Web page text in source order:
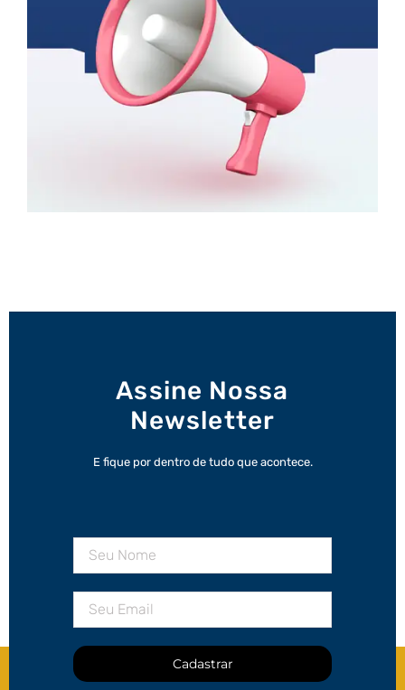
Assine Nossa
Newsletter
E fique por dentro de tudo que acontece.
Cadastrar